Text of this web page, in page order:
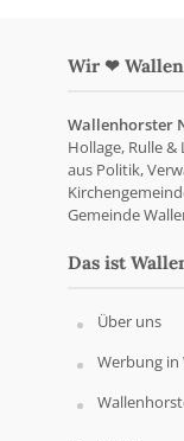
Wir ❤
Wallenhorster
Hollage, Rulle
aus Politik,
Gemeinde
Das ist
Über uns
Werbung